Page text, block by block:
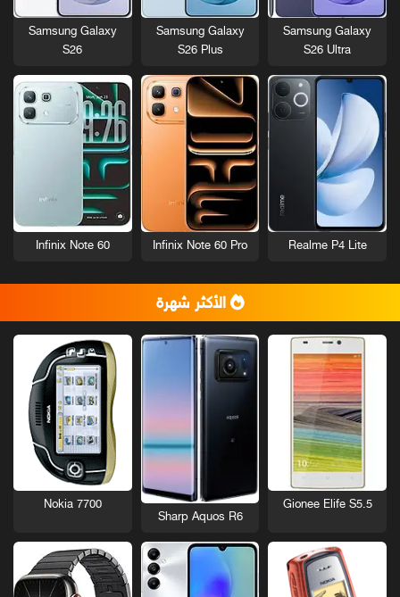
Samsung Galaxy
S26 Ultra
Samsung Galaxy
S26 Plus
Samsung Galaxy
S26
Realme P4 Lite
Infinix Note 60 Pro
Infinix Note 60
الأكثر شهرة
Gionee Elife S5.5
Sharp Aquos R6
Nokia 7700